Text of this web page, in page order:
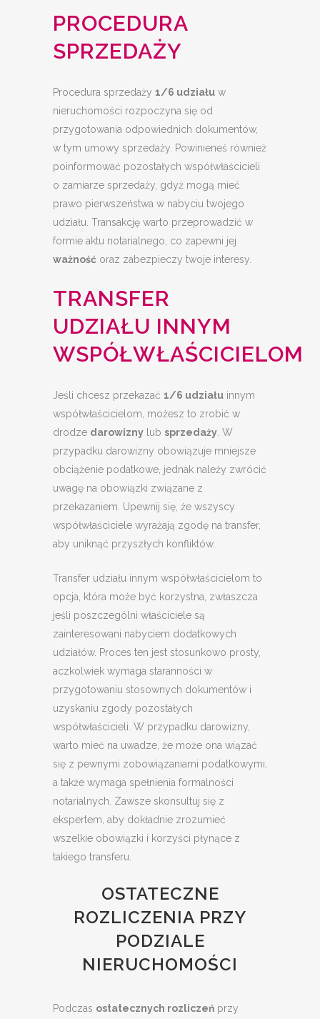
PROCEDURA
SPRZEDAŻY
Procedura sprzedaży 1/6 udziału w
nieruchomości rozpoczyna się od
przygotowania odpowiednich dokumentów,
w tym umowy sprzedaży. Powinieneś również
poinformować pozostałych współwłaścicieli
o zamiarze sprzedaży, gdyż mogą mieć
prawo pierwszeństwa w nabyciu twojego
udziału. Transakcję warto przeprowadzić w
formie aktu notarialnego, co zapewni jej
ważność oraz zabezpieczy twoje interesy.
TRANSFER
UDZIAŁU INNYM
WSPÓŁWŁAŚCICIELOM
Jeśli chcesz przekazać 1/6 udziału innym
współwłaścicielom, możesz to zrobić w
drodze darowizny lub sprzedaży . W
przypadku darowizny obowiązuje mniejsze
obciążenie podatkowe, jednak należy zwrócić
uwagę na obowiązki związane z
przekazaniem. Upewnij się, że wszyscy
współwłaściciele wyrażają zgodę na transfer,
aby uniknąć przyszłych konfliktów.
Transfer udziału innym współwłaścicielom to
opcja, która może być korzystna, zwłaszcza
jeśli poszczególni właściciele są
zainteresowani nabyciem dodatkowych
udziałów. Proces ten jest stosunkowo prosty,
aczkolwiek wymaga staranności w
przygotowaniu stosownych dokumentów i
uzyskaniu zgody pozostałych
współwłaścicieli. W przypadku darowizny,
warto mieć na uwadze, że może ona wiązać
się z pewnymi zobowiązaniami podatkowymi,
a także wymaga spełnienia formalności
notarialnych. Zawsze skonsultuj się z
ekspertem, aby dokładnie zrozumieć
wszelkie obowiązki i korzyści płynące z
takiego transferu.
OSTATECZNE
ROZLICZENIA PRZY
PODZIALE
NIERUCHOMOŚCI
Podczas ostatecznych rozliczeń przy